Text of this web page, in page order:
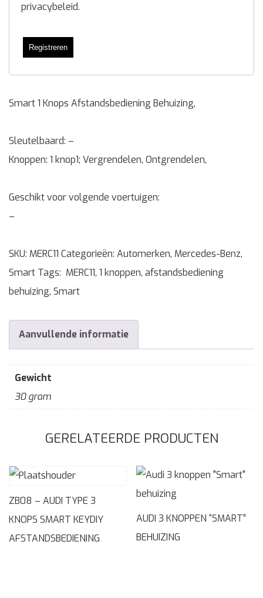
privacybeleid.
Registreren
Smart 1 Knops Afstandsbediening Behuizing,
Sleutelbaard: –
Knoppen: 1 knop1; Vergrendelen, Ontgrendelen,
Geschikt voor volgende voertuigen:
–
SKU: MERC11 Categorieën: Automerken, Mercedes-Benz,
Smart Tags: MERC11, 1 knoppen, afstandsbediening
behuizing, Smart
Aanvullende informatie
Gewicht
30 gram
GERELATEERDE PRODUCTEN
ZB08 – AUDI TYPE 3
KNOPS SMART KEYDIY
AFSTANDSBEDIENING
AUDI 3 KNOPPEN “SMART”
BEHUIZING